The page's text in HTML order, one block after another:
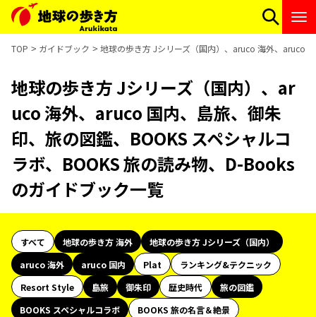
TOP ガイドブック 地球の歩き方 Jシリーズ（国内）、aruco 海外、aruco
地球の歩き方 Jシリーズ（国内）、ar
uco 海外、aruco 国内、島旅、御朱
印、旅の図鑑、BOOKS スペシャルコ
ラボ、BOOKS 旅の読み物、D-Books
のガイドブック一覧
すべて 地球の歩き方 海外
地球の歩き方 Jシリーズ（国内）
aruco 海外
aruco 国内 Plat
ランキング&テクニック
Resort Style
島旅 御朱印 歴史時代
旅の図鑑
BOOKS スペシャルコラボ
BOOKS 旅の名言＆絶景